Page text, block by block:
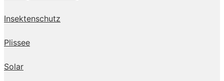
Insektenschutz
Plissee
Solar